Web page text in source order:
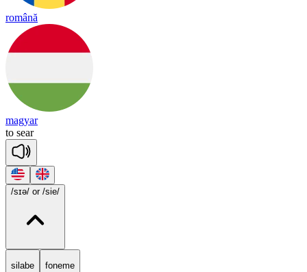
română
magyar
to sear
/sɪə/ or /sie/
silabe foneme